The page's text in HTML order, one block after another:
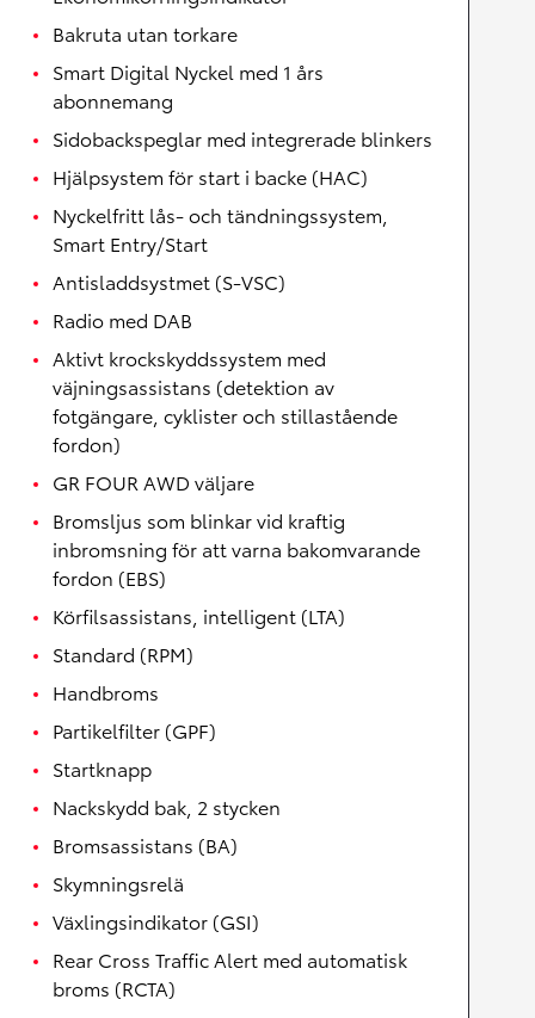
Bakruta utan torkare
Smart Digital Nyckel med 1 års
abonnemang
Sidobackspeglar med integrerade blinkers
Hjälpsystem för start i backe (HAC)
Nyckelfritt lås- och tändningssystem,
Smart Entry/Start
Antisladdsystmet (S-VSC)
Radio med DAB
Aktivt krockskyddssystem med
väjningsassistans (detektion av
fotgängare, cyklister och stillastående
fordon)
GR FOUR AWD väljare
Bromsljus som blinkar vid kraftig
inbromsning för att varna bakomvarande
fordon (EBS)
Körfilsassistans, intelligent (LTA)
Standard (RPM)
Handbroms
Partikelfilter (GPF)
Startknapp
Nackskydd bak, 2 stycken
Bromsassistans (BA)
Skymningsrelä
Växlingsindikator (GSI)
Rear Cross Traffic Alert med automatisk
broms (RCTA)